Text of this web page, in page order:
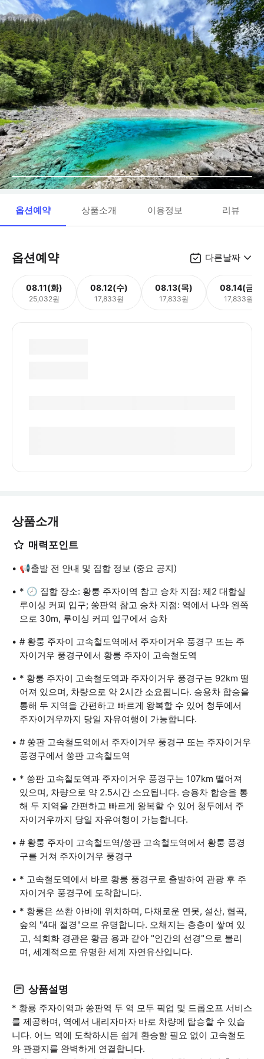
옵션예약 상품소개 이용정보 리뷰
옵션예약 다른날짜
08.11(화)
25,032원
08.12(수)
17,833원
08.13(목)
17,833원
08.14(금)
17,833원
상품소개
매력포인트
📢출발 전 안내 및 집합 정보 (중요 공지)
* 🕗 집합 장소: 황룽 주자이역 참고 승차 지점: 제2 대합실
루이싱 커피 입구; 쑹판역 참고 승차 지점: 역에서 나와 왼쪽
으로 30m, 루이싱 커피 입구에서 승차
# 황룽 주자이 고속철도역에서 주자이거우 풍경구 또는 주
자이거우 풍경구에서 황룽 주자이 고속철도역
* 황룽 주자이 고속철도역과 주자이거우 풍경구는 92km 떨
어져 있으며, 차량으로 약 2시간 소요됩니다. 승용차 합승을
통해 두 지역을 간편하고 빠르게 왕복할 수 있어 청두에서
주자이거우까지 당일 자유여행이 가능합니다.
# 쑹판 고속철도역에서 주자이거우 풍경구 또는 주자이거우
풍경구에서 쑹판 고속철도역
* 쑹판 고속철도역과 주자이거우 풍경구는 107km 떨어져
있으며, 차량으로 약 2.5시간 소요됩니다. 승용차 합승을 통
해 두 지역을 간편하고 빠르게 왕복할 수 있어 청두에서 주
자이거우까지 당일 자유여행이 가능합니다.
# 황룽 주자이 고속철도역/쑹판 고속철도역에서 황룽 풍경
구를 거쳐 주자이거우 풍경구
* 고속철도역에서 바로 황룽 풍경구로 출발하여 관광 후 주
자이거우 풍경구에 도착합니다.
* 황룽은 쓰촨 아바에 위치하며, 다채로운 연못, 설산, 협곡,
숲의 "4대 절경"으로 유명합니다. 오채지는 층층이 쌓여 있
고, 석회화 경관은 황금 용과 같아 "인간의 선경"으로 불리
며, 세계적으로 유명한 세계 자연유산입니다.
상품설명
* 황룡 주자이역과 쑹판역 두 역 모두 픽업 및 드롭오프 서비스
를 제공하며, 역에서 내리자마자 바로 차량에 탑승할 수 있습
니다. 어느 역에 도착하시든 쉽게 환승할 필요 없이 고속철도
와 관광지를 완벽하게 연결합니다.